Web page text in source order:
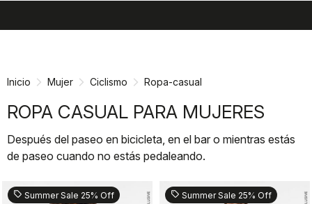
navegación
Inicio Mujer Ciclismo Ropa-casual
ROPA CASUAL PARA MUJERES
Después del paseo en bicicleta, en el bar o mientras estás
de paseo cuando no estás pedaleando.
sell Summer Sale 25% Off sell Summer Sale 25% Off